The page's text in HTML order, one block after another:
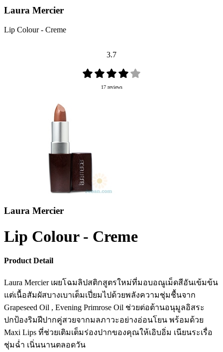
Laura Mercier
Lip Colour - Creme
3.7
17 reviews
Laura Mercier
Lip Colour - Creme
Product Detail
Laura Mercier เผยโฉมลิปสติกสูตรใหม่ที่มอบอณูเม็ดสีอันเข้มข้น
แต่เนื้อสัมผัสบางเบาเต็มเปี่ยมไปด้วยพลังความชุ่มชื้นจาก
Grapeseed Oil , Evening Primrose Oil ช่วยต่อต้านอนุมูลอิสระ
ปกป้องริมฝีปากคู่สวยจากมลภาวะอย่างอ่อนโยน พร้อมด้วย
Maxi Lips ที่ช่วยเติมเต็มร่องปากของคุณให้เอิบอิ่ม เนียนระเรื่อ
ชุ่มฉ่ำ เนิ่นนานตลอดวัน